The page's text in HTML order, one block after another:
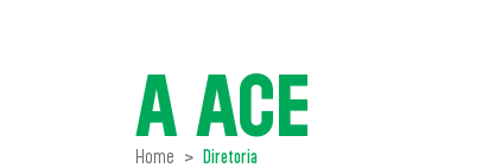
A ACE
Home Diretoria